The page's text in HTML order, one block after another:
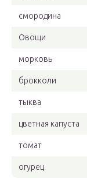
смородина
Овощи
морковь
брокколи
тыква
цветная капуста
томат
огурец